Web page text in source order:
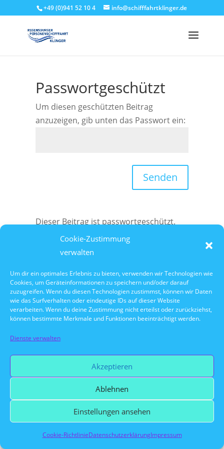
Cookie-Zustimmung
verwalten
Um dir ein optimales Erlebnis zu bieten, verwenden wir Technologien wie
Cookies, um Geräteinformationen zu speichern und/oder darauf
zuzugreifen. Wenn du diesen Technologien zustimmst, können wir Daten
wie das Surfverhalten oder eindeutige IDs auf dieser Website
verarbeiten. Wenn du deine Zustimmung nicht erteilst oder zurückziehst,
können bestimmte Merkmale und Funktionen beeinträchtigt werden.
Dienste verwalten
Akzeptieren
Ablehnen
Einstellungen ansehen
Cookie-RichtlinieDatenschutzerklärungImpressum
+49 (0)941 52 10 4 info@schifffahrtklinger.de
Passwortgeschützt
Um diesen geschützten Beitrag
anzuzeigen, gib unten das Passwort ein:
Senden
Dieser Beitrag ist passwortgeschützt.
Gib das Passwort ein, um Kommentare
anzuzeigen.
Copyright © Regensburger Personen-Schifffahrt
Klinger GmbH. All Rights Reserved